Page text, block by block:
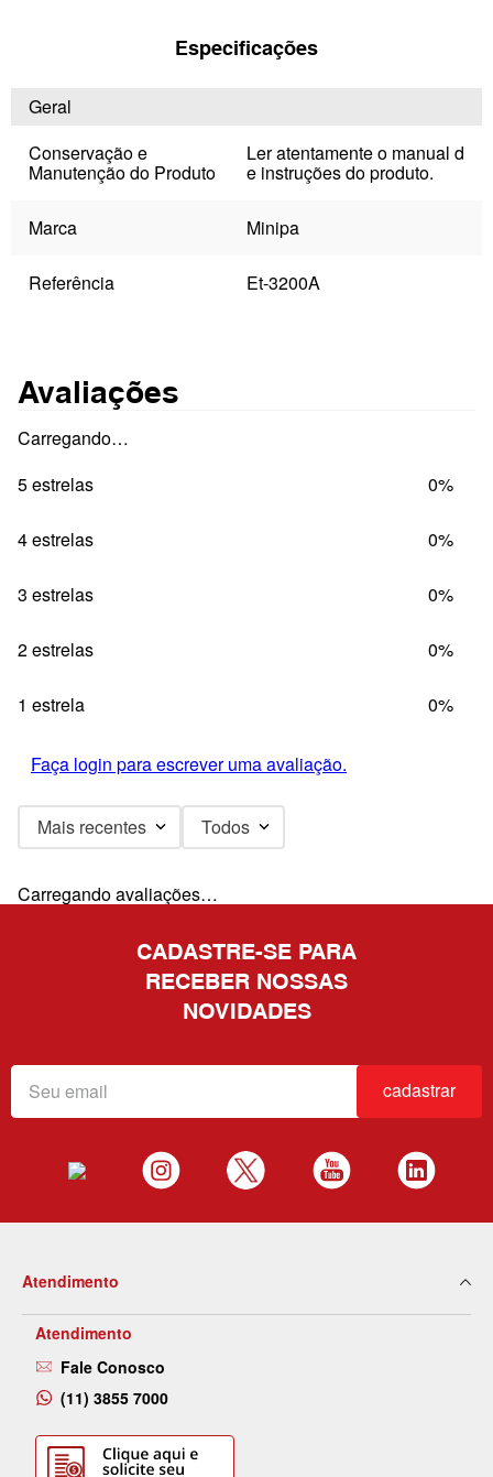
Especificações
Geral
Conservação e
Manutenção do Produto
Ler atentamente o manual d
e instruções do produto.
Marca Minipa
Referência Et-3200A
Avaliações
Carregando…
5 estrelas
0%
4 estrelas 0%
3 estrelas 0%
2 estrelas 0%
1 estrela 0%
Faça login para escrever uma avaliação.
Mais recentes Todos
Carregando avaliações…
CADASTRE-SE PARA
RECEBER NOSSAS
NOVIDADES
cadastrar
Atendimento
Atendimento
Fale Conosco
(11) 3855 7000